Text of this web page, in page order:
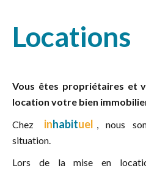
Locations
Vous êtes propriétaires et
location votre bien
Chez
inhabituel , nous
situation.
Lors de la mise en